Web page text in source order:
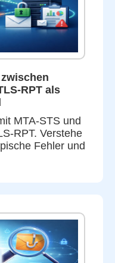
RPT als
MTA-STS und
RPT. Verstehe
Fehler und